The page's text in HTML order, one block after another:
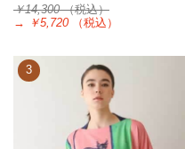
￥14,300（税込）
→
￥5,720 （税込）
3